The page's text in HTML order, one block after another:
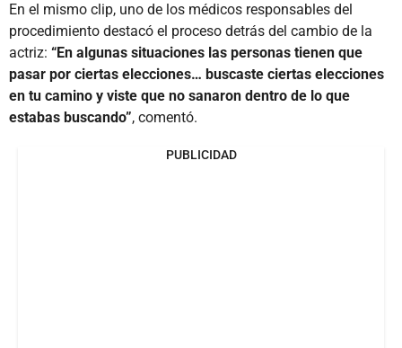
En el mismo clip, uno de los médicos responsables del
procedimiento destacó el proceso detrás del cambio de la
actriz: “En algunas situaciones las personas tienen que
pasar por ciertas elecciones… buscaste ciertas elecciones
en tu camino y viste que no sanaron dentro de lo que
estabas buscando”, comentó.
PUBLICIDAD